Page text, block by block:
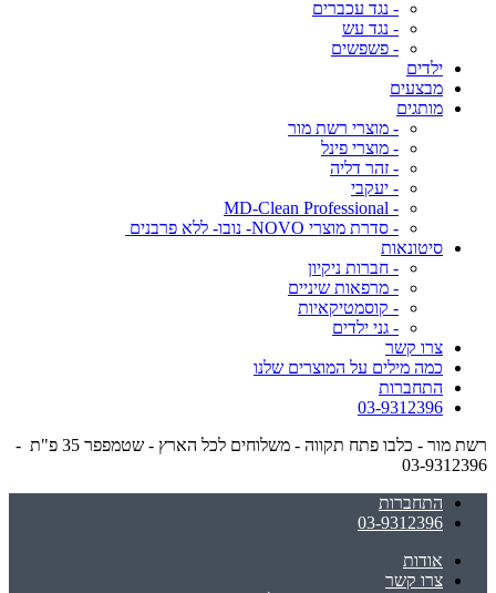
- נגד עכברים
- נגד עש
- פשפשים
ילדים
מבצעים
מותגים
- מוצרי רשת מור
- מוצרי פינל
- זהר דליה
- יעקבי
- MD-Clean Professional
- סדרת מוצרי NOVO- נובו- ללא פרבנים
סיטונאות
- חברות ניקיון
- מרפאות שיניים
- קוסמטיקאיות
- גני ילדים
צרו קשר
כמה מילים על המוצרים שלנו
התחברות
03-9312396
רשת מור - כלבו פתח תקווה - משלוחים לכל הארץ - שטמפפר 35 פ"ת -
03-9312396
התחברות
03-9312396
אודות
צרו קשר